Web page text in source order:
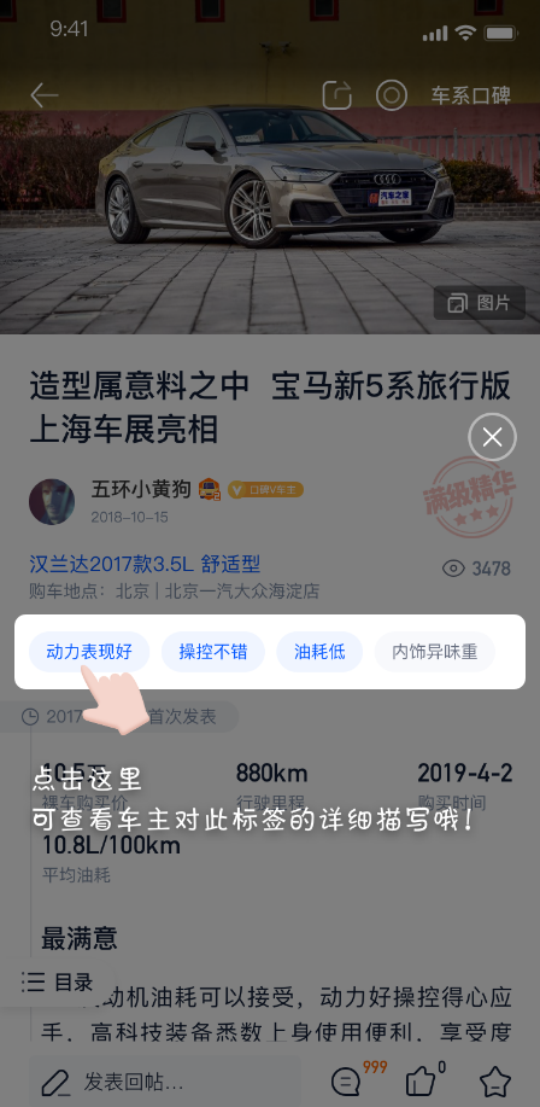
搜索
从22款深蓝SL03换车华境S四驱，天津奶
爸实打实选车分享
欢乐马4407
2026-07-06 发布于天津
2026款 235km 四驱乾崑尊享版
购车地点 ： 天津 | 天津鹏驰宝骏
3994
空间够用 后备厢深度不错 加速换挡平顺 行驶稳定性差
2026-07-06首次发表
18.90万 1913km
行驶里程
150km
夏季满电续航
25.0kWh 9.0L
百公里油耗
最满意
刚满周，趁 新鲜劲跟 伙唠唠选车全 程，全己
 看车、试驾   
说换车背景，之前
要老婆怀孕快 个月，年底就要迎 家伙 ，原
轿跑间  在顶  住。以后出 婴儿车、安全座椅、母
婴包堆，后备箱塞都费劲，再 老人跟去产检、出
遛娃，后
卡死 ，落
且用惯
也普及，到处都能充， 惯 车也 想换回 车。选车前
  明确，就   
最先去试 就 零跑C16，网  刷到  说它配置全、智驾
厉害，我特意约 智驾操 ，咱 说